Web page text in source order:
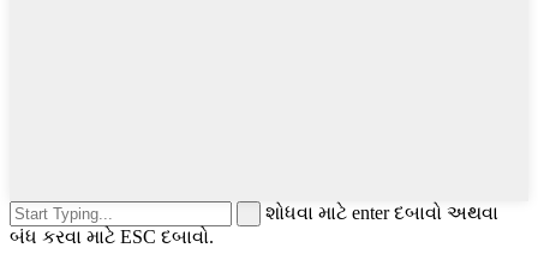
શોધવા માટે enter દબાવો અથવા
બંધ કરવા માટે ESC દબાવો.